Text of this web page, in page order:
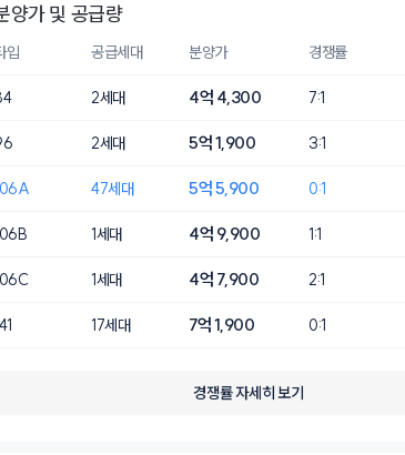
양가 및 공급량
입 공급세대 분양가 경쟁률
2세대 4억 4,300 7:1
2세대 5억 1,900 3:1
47세대 5억 5,900 0:1
1세대 4억 9,900 1:1
1세대 4억 7,900 2:1
17세대 7억 1,900 0:1
경쟁률 자세히 보기